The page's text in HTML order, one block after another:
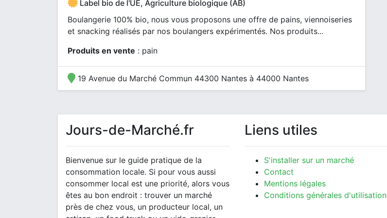
Label bio de l'UE, Agriculture biologique (AB)
Boulangerie 100% bio, nous vous proposons une offre de pains, viennoiseries
et snacking réalisés par nos boulangers expérimentés. Nos produits...
Produits en vente : pain
19 Avenue du Marché Commun 44300 Nantes à 44000 Nantes
Jours-de-Marché.fr
Bienvenue sur le guide pratique de la
consommation locale. Si pour vous aussi
consommer local est une priorité, alors vous
êtes au bon endroit : trouver un marché
près de chez vous, un producteur local, un
Liens utiles
S'installer sur un marché
Contact
Mentions légales
Conditions générales d'utilisation